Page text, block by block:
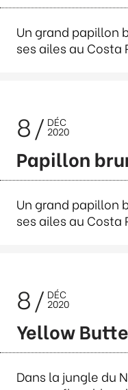
Un grand papillon
ses ailes au Costa
8 DÉC
2020
Papillon
Un grand papillon
ses ailes au Costa
8 DÉC
2020
Yellow
Dans la jungle du